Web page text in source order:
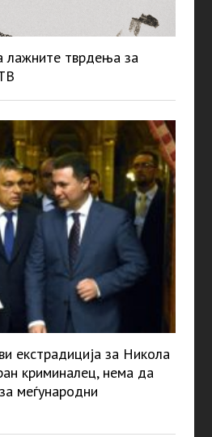
лажните тврдења за
екстрадиција за Никола
криминалец, нема да
меѓународни